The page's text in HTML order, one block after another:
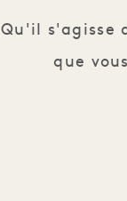
Qu'il s'agisse
que